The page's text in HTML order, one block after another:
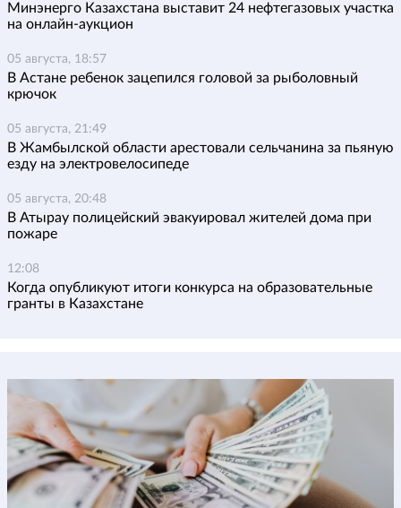
Минэнерго Казахстана выставит 24 нефтегазовых участка
на онлайн-аукцион
05 августа, 18:57
В Астане ребенок зацепился головой за рыболовный
крючок
05 августа, 21:49
В Жамбылской области арестовали сельчанина за пьяную
езду на электровелосипеде
05 августа, 20:48
В Атырау полицейский эвакуировал жителей дома при
пожаре
12:08
Когда опубликуют итоги конкурса на образовательные
гранты в Казахстане